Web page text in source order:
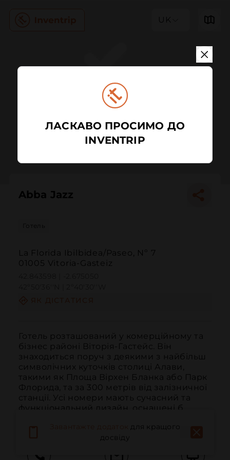
UK
Abba Jazz
La Florida Ibilbidea/Paseo, Nº 7
01005 Vitoria-Gasteiz
Готель розташований у комерційному та
бізнес районі Віторія-Гастейс. Він
знаходиться поруч з деякими з найбільш
символічних куточків столиці Алави,
такими як Площа Вірхен Бланка або Парк
Флорида, та за 300 метрів від залізничної
станції. Усі номери мають сучасний та
функціональний дизайн, оснащені б...
для кращого
досвіду
ЛАСКАВО ПРОСИМО ДО
INVENTRIP